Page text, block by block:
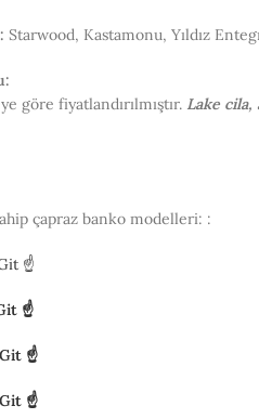
Starwood, Kastamonu, Yıldız
göre fiyatlandırılmıştır. Lake cila,
çapraz banko modelleri: :
☝
☝
☝
☝